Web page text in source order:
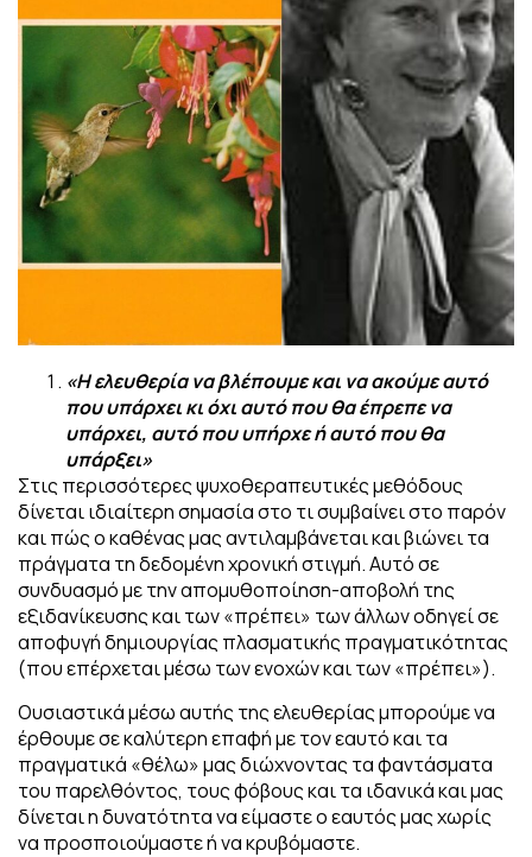
«Η ελευθερία να βλέπουμε και να ακούμε αυτό
που υπάρχει κι όχι αυτό που θα έπρεπε να
υπάρχει, αυτό που υπήρχε ή αυτό που θα
υπάρξει»
Στις περισσότερες ψυχοθεραπευτικές μεθόδους
δίνεται ιδιαίτερη σημασία στο τι συμβαίνει στο παρόν
και πώς ο καθένας μας αντιλαμβάνεται και βιώνει τα
πράγματα τη δεδομένη χρονική στιγμή. Αυτό σε
συνδυασμό με την απομυθοποίηση-αποβολή της
εξιδανίκευσης και των «πρέπει» των άλλων οδηγεί σε
αποφυγή δημιουργίας πλασματικής πραγματικότητας
(που επέρχεται μέσω των ενοχών και των «πρέπει»).
Ουσιαστικά μέσω αυτής της ελευθερίας μπορούμε να
έρθουμε σε καλύτερη επαφή με τον εαυτό και τα
πραγματικά «θέλω» μας διώχνοντας τα φαντάσματα
του παρελθόντος, τους φόβους και τα ιδανικά και μας
δίνεται η δυνατότητα να είμαστε ο εαυτός μας χωρίς
να προσποιούμαστε ή να κρυβόμαστε.